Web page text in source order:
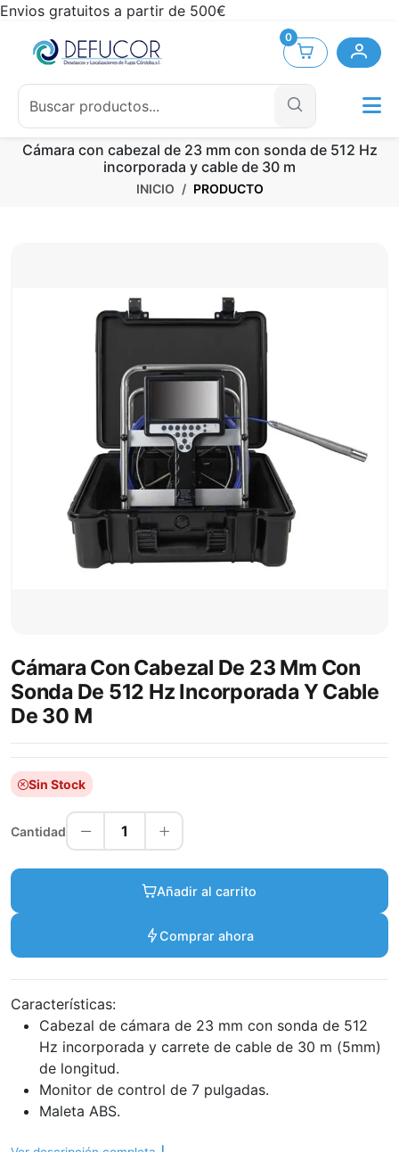
Envios gratuitos a partir de 500€
0
Cámara con cabezal de 23 mm con sonda de 512 Hz
incorporada y cable de 30 m
INICIO PRODUCTO
Cámara Con Cabezal De 23 Mm Con
Sonda De 512 Hz Incorporada Y Cable
De 30 M
Sin Stock
Cantidad 1
Añadir al carrito
Comprar ahora
Características:
Cabezal de cámara de 23 mm con sonda de 512
Hz incorporada y carrete de cable de 30 m (5mm)
de longitud.
Monitor de control de 7 pulgadas.
Maleta ABS.